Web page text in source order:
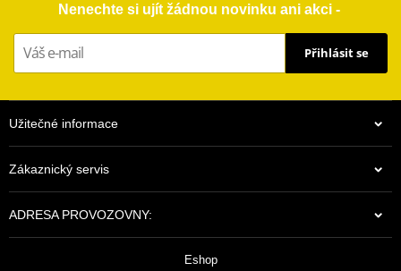
Nenechte si ujít žádnou novinku ani akci -
Přihlásit se
Užitečné informace
Zákaznický servis
ADRESA PROVOZOVNY:
Eshop